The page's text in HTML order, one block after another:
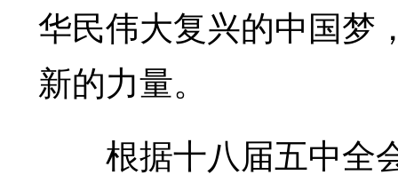
华民伟大复兴的中国梦
新的力量。
根据十八届五中全